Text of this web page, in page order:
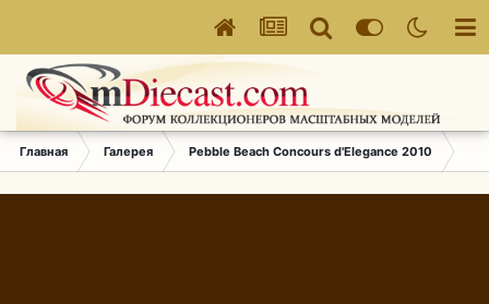
Главная Галерея Pebble Beach Concours d'Elegance 2010